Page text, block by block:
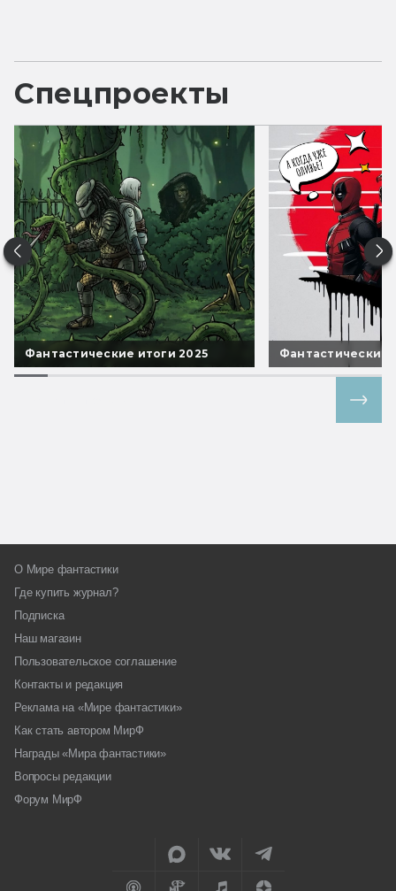
Спецпроекты
Фантастические итоги 2025 Фантастические
О Мире фантастики
Где купить журнал?
Подписка
Наш магазин
Пользовательское соглашение
Контакты и редакция
Реклама на «Мире фантастики»
Как стать автором МирФ
Награды «Мира фантастики»
Вопросы редакции
Форум МирФ